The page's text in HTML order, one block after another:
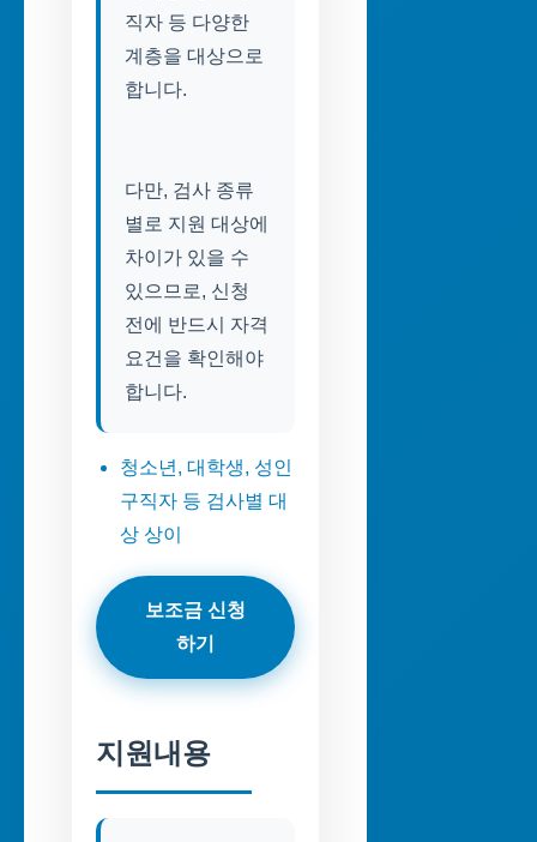
직자 등 다양한
계층을 대상으로
합니다.
다만, 검사 종류
별로 지원 대상에
차이가 있을 수
있으므로, 신청
전에 반드시 자격
요건을 확인해야
합니다.
청소년, 대학생, 성인
구직자 등 검사별 대
상 상이
보조금 신청
하기
지원내용